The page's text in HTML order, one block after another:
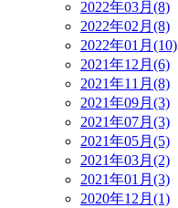
2022年03月(8)
2022年02月(8)
2022年01月(10)
2021年12月(6)
2021年11月(8)
2021年09月(3)
2021年07月(3)
2021年05月(5)
2021年03月(2)
2021年01月(3)
2020年12月(1)